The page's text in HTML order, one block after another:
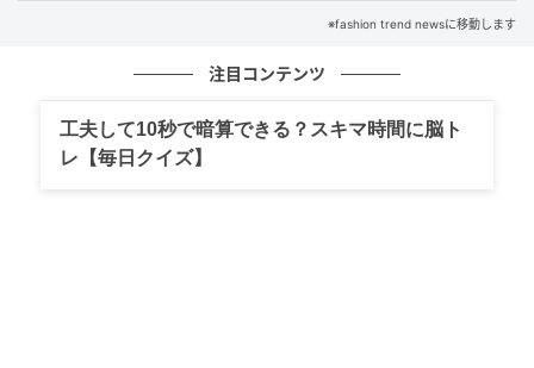
※fashion trend newsに移動します
注目コンテンツ
工夫して10秒で暗算できる？スキマ時間に脳ト
レ【毎日クイズ】